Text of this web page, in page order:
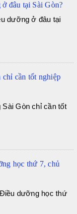
dưỡng ở đâu tại
Gòn chỉ cần tốt
dưỡng học thứ